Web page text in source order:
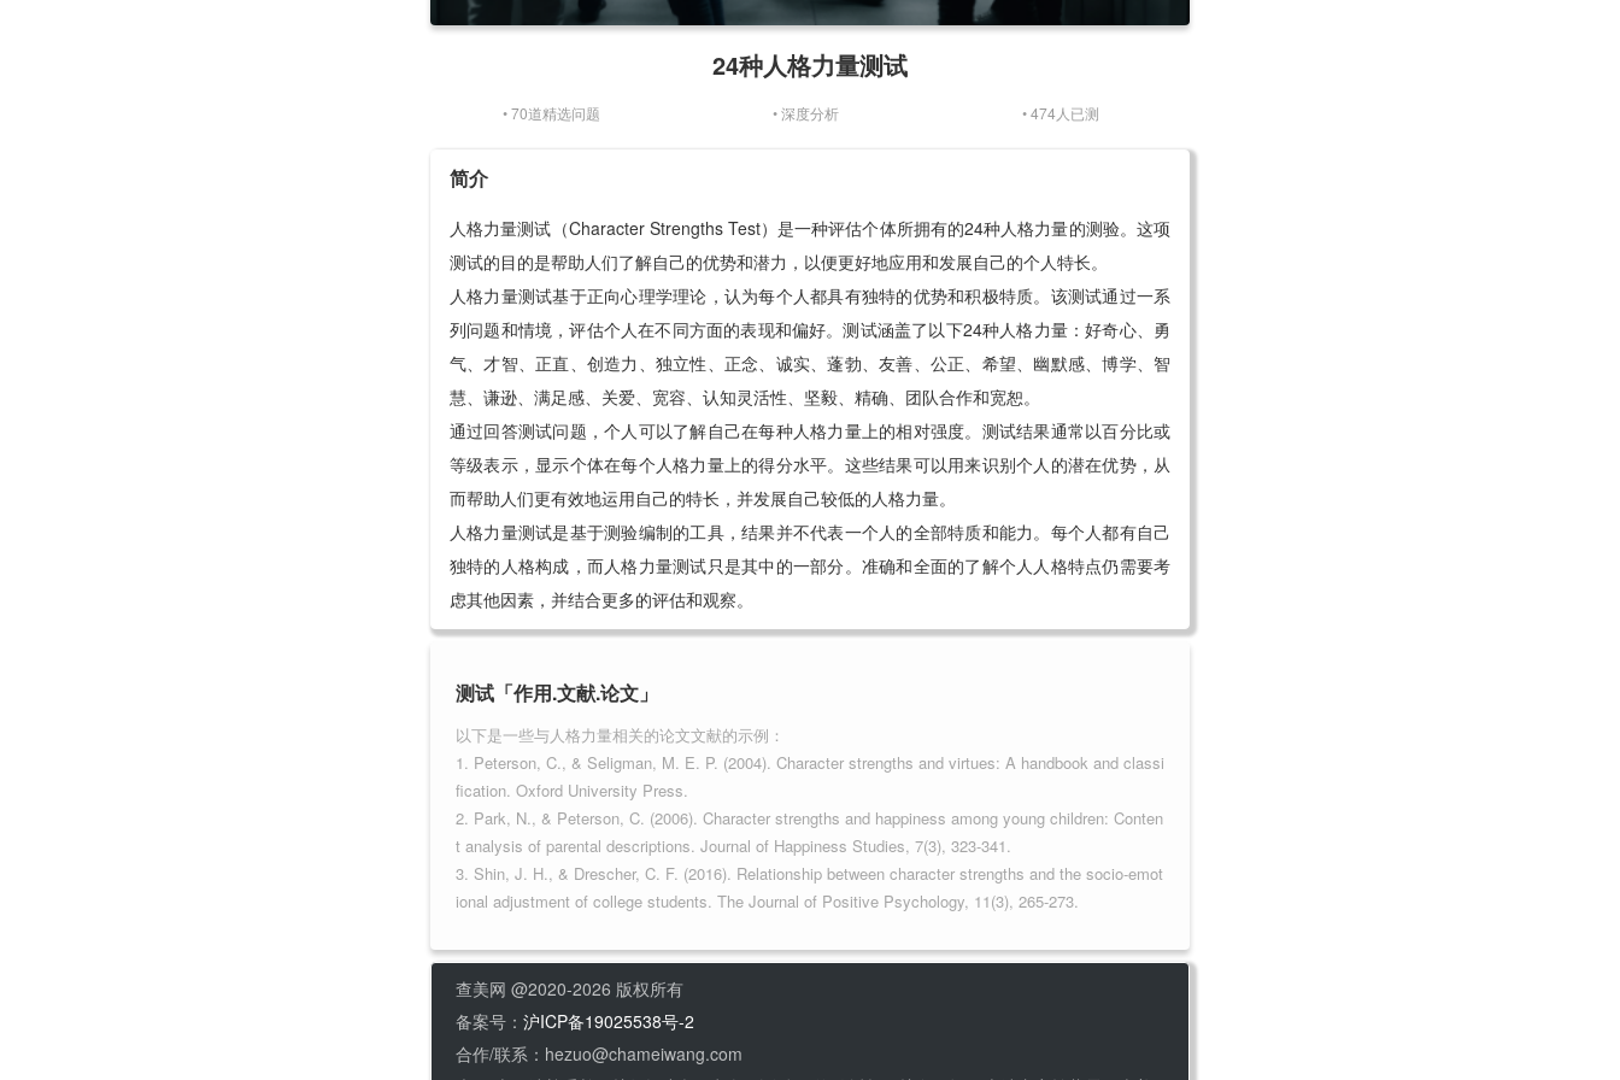
24种人格力量测试
• 70道精选问题 • 深度分析 • 474人已测
简介
人格力量测试（Character Strengths Test）是一种评估个体所拥有的24种人格力量的测验。这项
测试的目的是帮助人们了解自己的优势和潜力，以便更好地应用和发展自己的个人特长。
人格力量测试基于正向心理学理论，认为每个人都具有独特的优势和积极特质。该测试通过一系
列问题和情境，评估个人在不同方面的表现和偏好。测试涵盖了以下24种人格力量：好奇心、勇
气、才智、正直、创造力、独立性、正念、诚实、蓬勃、友善、公正、希望、幽默感、博学、智
慧、谦逊、满足感、关爱、宽容、认知灵活性、坚毅、精确、团队合作和宽恕。
通过回答测试问题，个人可以了解自己在每种人格力量上的相对强度。测试结果通常以百分比或
等级表示，显示个体在每个人格力量上的得分水平。这些结果可以用来识别个人的潜在优势，从
而帮助人们更有效地运用自己的特长，并发展自己较低的人格力量。
人格力量测试是基于测验编制的工具，结果并不代表一个人的全部特质和能力。每个人都有自己
独特的人格构成，而人格力量测试只是其中的一部分。准确和全面的了解个人人格特点仍需要考
虑其他因素，并结合更多的评估和观察。
测试「作用.文献.论文」
以下是一些与人格力量相关的论文文献的示例：
1. Peterson, C., & Seligman, M. E. P. (2004). Character strengths and virtues: A handbook and classi
fication. Oxford University Press.
2. Park, N., & Peterson, C. (2006). Character strengths and happiness among young children: Conten
t analysis of parental descriptions. Journal of Happiness Studies, 7(3), 323-341.
3. Shin, J. H., & Drescher, C. F. (2016). Relationship between character strengths and the socio-emot
ional adjustment of college students. The Journal of Positive Psychology, 11(3), 265-273.
查美网 @2020-2026 版权所有
备案号： 沪ICP备19025538号-2
合作/联系：hezuo@chameiwang.com